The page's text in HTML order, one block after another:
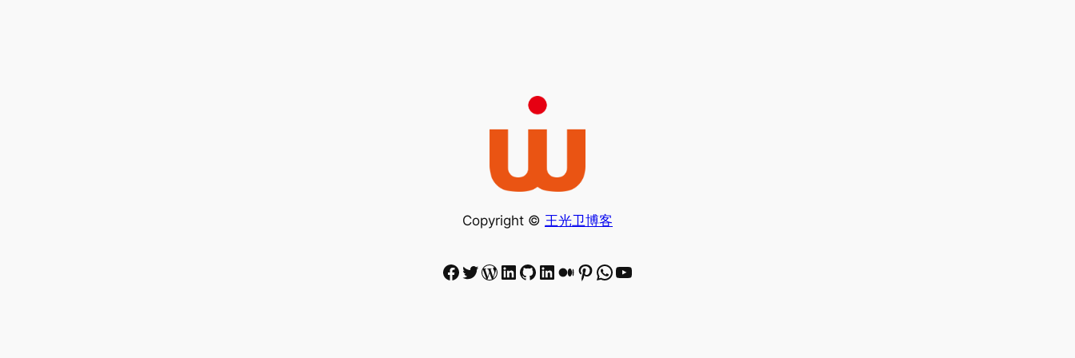
Copyright © 王光卫博客
Facebook
Twitter
WordPress
LinkedIn
GitHub
LinkedIn
Medium
Pinterest
WhatsApp
YouTube